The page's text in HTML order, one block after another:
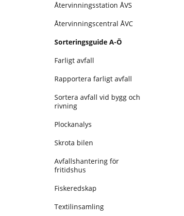
Återvinningsstation ÅVS
Återvinningscentral ÅVC
Sorteringsguide A-Ö
Farligt avfall
Rapportera farligt avfall
Sortera avfall vid bygg och
rivning
Plockanalys
Skrota bilen
Avfallshantering för
fritidshus
Fiskeredskap
Textilinsamling